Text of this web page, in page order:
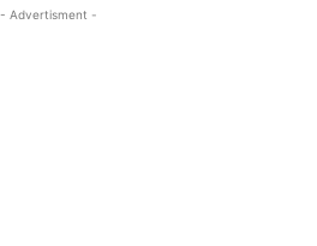
- Advertisment -